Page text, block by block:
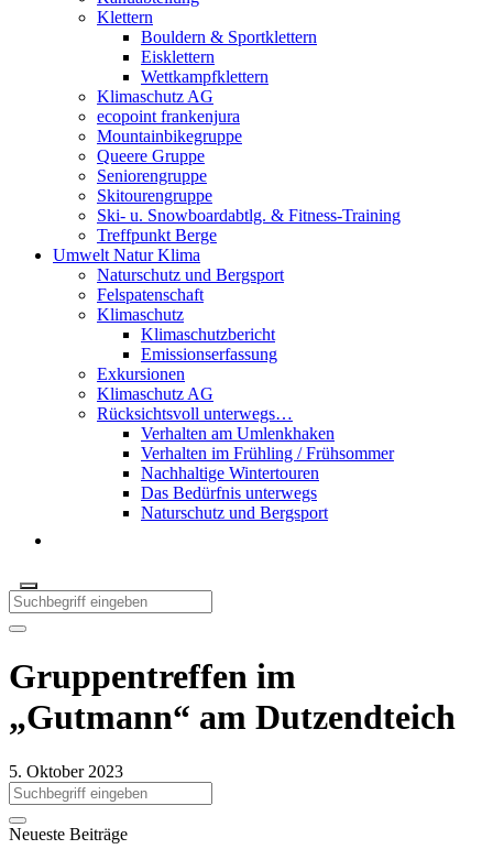
Klettern
Bouldern & Sportklettern
Eisklettern
Wettkampfklettern
Klimaschutz AG
ecopoint frankenjura
Mountainbikegruppe
Queere Gruppe
Seniorengruppe
Skitourengruppe
Ski- u. Snowboardabtlg. & Fitness-Training
Treffpunkt Berge
Umwelt Natur Klima
Naturschutz und Bergsport
Felspatenschaft
Klimaschutz
Klimaschutzbericht
Emissionserfassung
Exkursionen
Klimaschutz AG
Rücksichtsvoll unterwegs…
Verhalten am Umlenkhaken
Verhalten im Frühling / Frühsommer
Nachhaltige Wintertouren
Das Bedürfnis unterwegs
Naturschutz und Bergsport
Gruppentreffen im
„Gutmann“ am Dutzendteich
5. Oktober 2023
Neueste Beiträge